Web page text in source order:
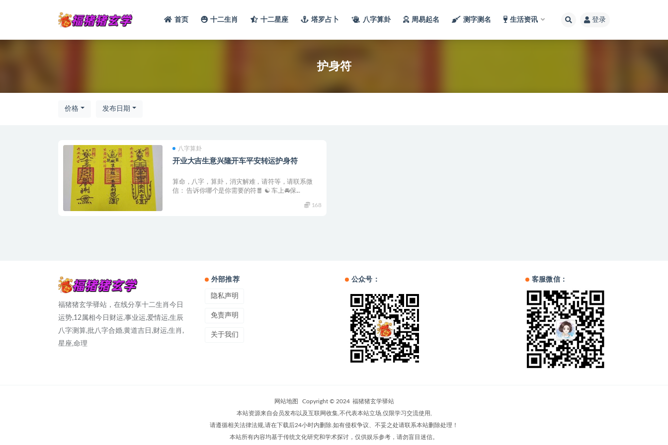
首页 十二生肖 十二星座 塔罗占卜 八字算卦 周易起名 测字测名 生活资讯 登录
护身符
价格 发布日期
八字算卦
开业大吉生意兴隆开车平安转运护身符
算命，八字，算卦，消灾解难，请符等，请联系微
信： 告诉你哪个是你‬需要的符‎🧧 ☯ 车上🚘保...
168
福猪猪玄学驿站，在线分享十二生肖今日
运势,12属相今日财运,事业运,爱情运,生辰
八字测算,批八字合婚,黄道吉日,财运,生肖,
星座,命理
外部推荐
隐私声明
免责声明
关于我们
公众号： 客服微信：
网站地图 Copyright © 2024 福猪猪玄学驿站
本站资源来自会员发布以及互联网收集,不代表本站立场,仅限学习交流使用,
请遵循相关法律法规,请在下载后24小时内删除.如有侵权争议、不妥之处请联系本站删除处理！
本站所有内容均基于传统文化研究和学术探讨，仅供娱乐参考，请勿盲目迷信。